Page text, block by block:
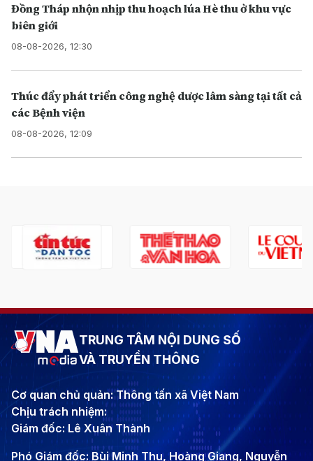
Đồng Tháp nhộn nhịp thu hoạch lúa Hè thu ở khu vực
biên giới
08-08-2026, 12:30
Thúc đẩy phát triển công nghệ dược lâm sàng tại tất cả
các Bệnh viện
08-08-2026, 12:09
TRUNG TÂM NỘI DUNG SỐ
VÀ TRUYỀN THÔNG
Cơ quan chủ quản: Thông tấn xã Việt Nam
Chịu trách nhiệm:
Giám đốc: Lê Xuân Thành
Phó Giám đốc: Bùi Minh Thu, Hoàng Giang, Nguyễn